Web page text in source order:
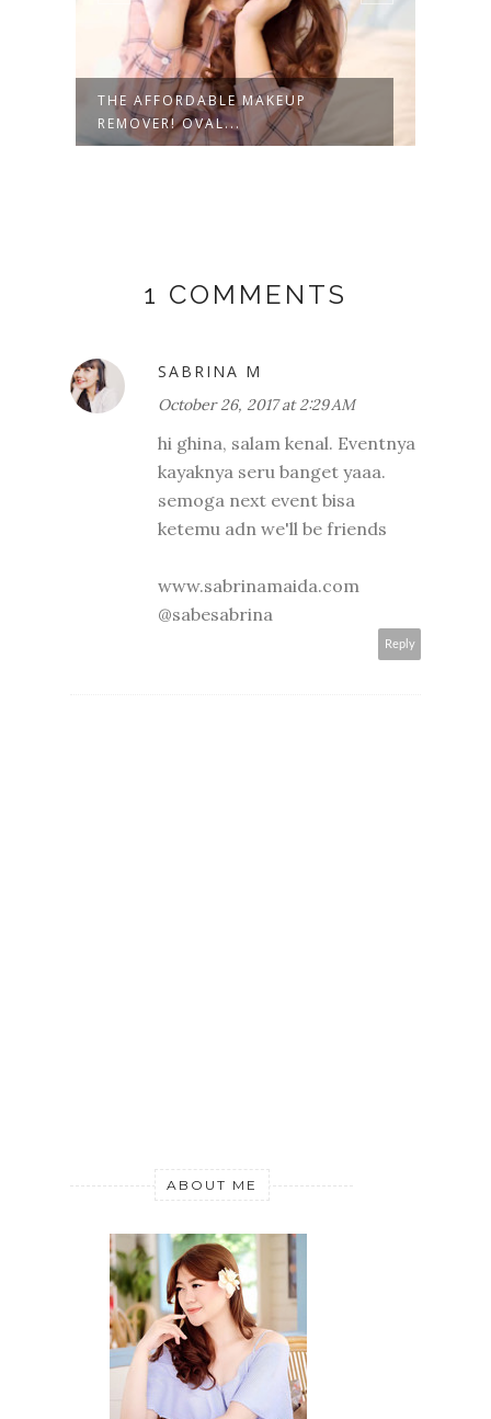
THE AFFORDABLE MAKEUP
REMOVER! OVAL...
1 COMMENTS
SABRINA M
October 26, 2017 at 2:29 AM
hi ghina, salam kenal. Eventnya
kayaknya seru banget yaaa.
semoga next event bisa
ketemu adn we'll be friends
www.sabrinamaida.com
@sabesabrina
Reply
ABOUT ME